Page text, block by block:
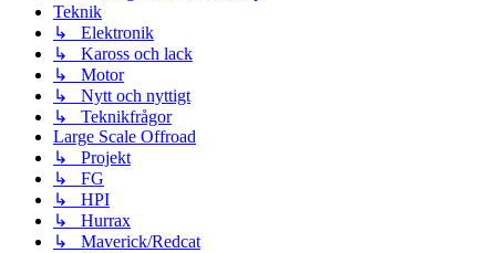
Teknik
↳ Elektronik
↳ Kaross och lack
↳ Motor
↳ Nytt och nyttigt
↳ Teknikfrågor
Large Scale Offroad
↳ Projekt
↳ FG
↳ HPI
↳ Hurrax
↳ Maverick/Redcat